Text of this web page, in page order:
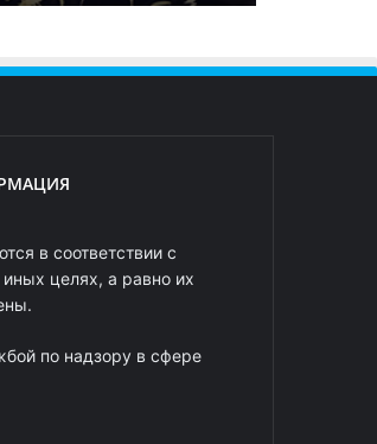
в соответствии с
целях, а равно их
по надзору в сфере